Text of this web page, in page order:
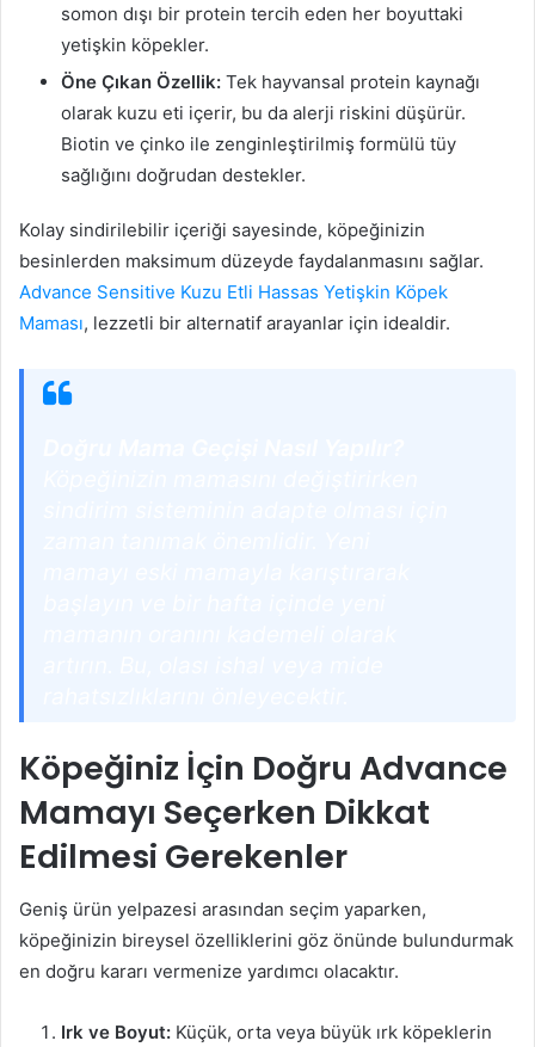
somon dışı bir protein tercih eden her boyuttaki
yetişkin köpekler.
Öne Çıkan Özellik: Tek hayvansal protein kaynağı
olarak kuzu eti içerir, bu da alerji riskini düşürür.
Biotin ve çinko ile zenginleştirilmiş formülü tüy
sağlığını doğrudan destekler.
Kolay sindirilebilir içeriği sayesinde, köpeğinizin
besinlerden maksimum düzeyde faydalanmasını sağlar.
Advance Sensitive Kuzu Etli Hassas Yetişkin Köpek
Maması, lezzetli bir alternatif arayanlar için idealdir.
Köpeğiniz İçin Doğru Advance
Mamayı Seçerken Dikkat
Edilmesi Gerekenler
Geniş ürün yelpazesi arasından seçim yaparken,
köpeğinizin bireysel özelliklerini göz önünde bulundurmak
en doğru kararı vermenize yardımcı olacaktır.
Irk ve Boyut: Küçük, orta veya büyük ırk köpeklerin